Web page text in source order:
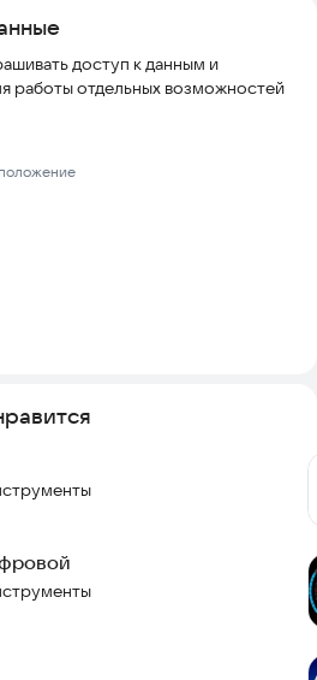
доступ к данным и
работы отдельных возможностей